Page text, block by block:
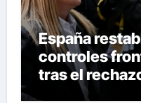
España
controles
tras el
las